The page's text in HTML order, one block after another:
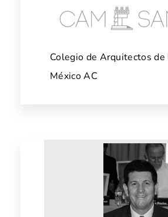
Colegio de Arquitectos de
México AC